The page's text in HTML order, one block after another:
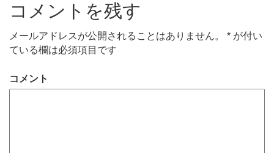
コメントを残す
メールアドレスが公開されることはありません。 * が付い
ている欄は必須項目です
コメント